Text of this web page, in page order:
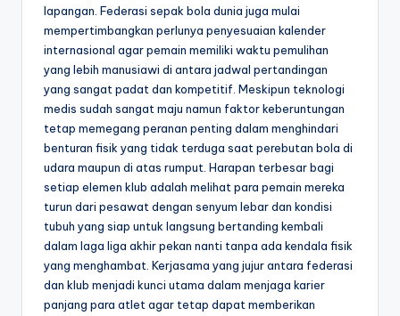
lapangan. Federasi sepak bola dunia juga mulai
mempertimbangkan perlunya penyesuaian kalender
internasional agar pemain memiliki waktu pemulihan
yang lebih manusiawi di antara jadwal pertandingan
yang sangat padat dan kompetitif. Meskipun teknologi
medis sudah sangat maju namun faktor keberuntungan
tetap memegang peranan penting dalam menghindari
benturan fisik yang tidak terduga saat perebutan bola di
udara maupun di atas rumput. Harapan terbesar bagi
setiap elemen klub adalah melihat para pemain mereka
turun dari pesawat dengan senyum lebar dan kondisi
tubuh yang siap untuk langsung bertanding kembali
dalam laga liga akhir pekan nanti tanpa ada kendala fisik
yang menghambat. Kerjasama yang jujur antara federasi
dan klub menjadi kunci utama dalam menjaga karier
panjang para atlet agar tetap dapat memberikan